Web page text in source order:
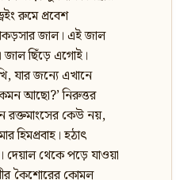
রুমে প্রবেশ
জাল। এই জাল
জাল ছিঁড়ে এগোই।
যার জন্যে এখানে
আছো?’ নিরুত্তর
রক্তমাংসের কেউ নয়,
হিমপ্রবাহ। হঠাৎ
দেয়াল থেকে পড়ে যাওয়া
কৈশোরের কোমল